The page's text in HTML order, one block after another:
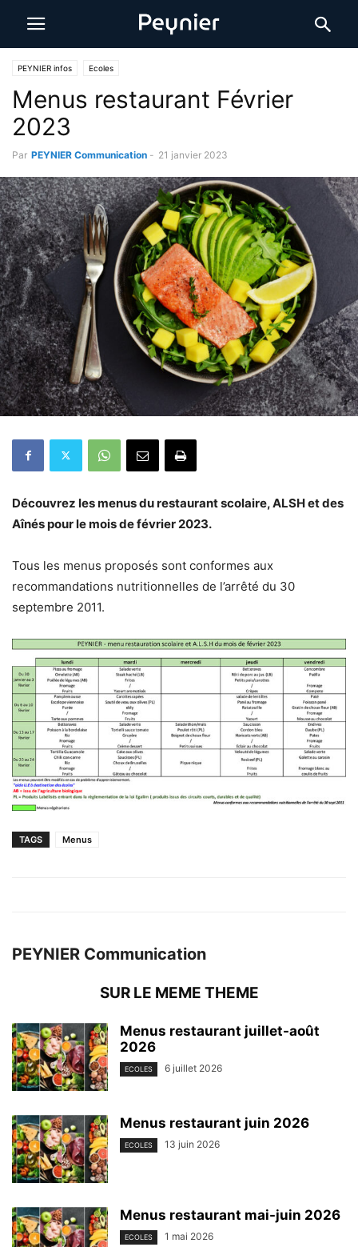
PEYNIER infos Ecoles
Menus restaurant Février
2023
Par PEYNIER Communication - 21 janvier 2023
Découvrez les menus du restaurant scolaire, ALSH et des
Aînés pour le mois de février 2023.
Tous les menus proposés sont conformes aux
recommandations nutritionnelles de l’arrêté du 30
septembre 2011.
TAGS Menus
PEYNIER Communication
SUR LE MEME THEME
Menus restaurant juillet-août
2026
ECOLES 6 juillet 2026
Menus restaurant juin 2026
ECOLES 13 juin 2026
Menus restaurant mai-juin 2026
ECOLES 1 mai 2026